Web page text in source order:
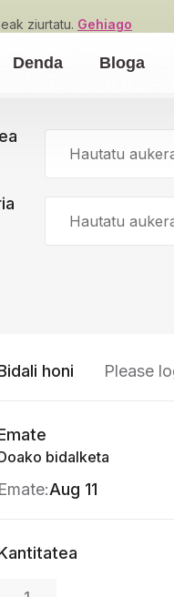
ziurtatu. Gehiago
Denda Bloga
Hautatu
Hautatu
honi Please
bidalketa
Emate:Aug 11